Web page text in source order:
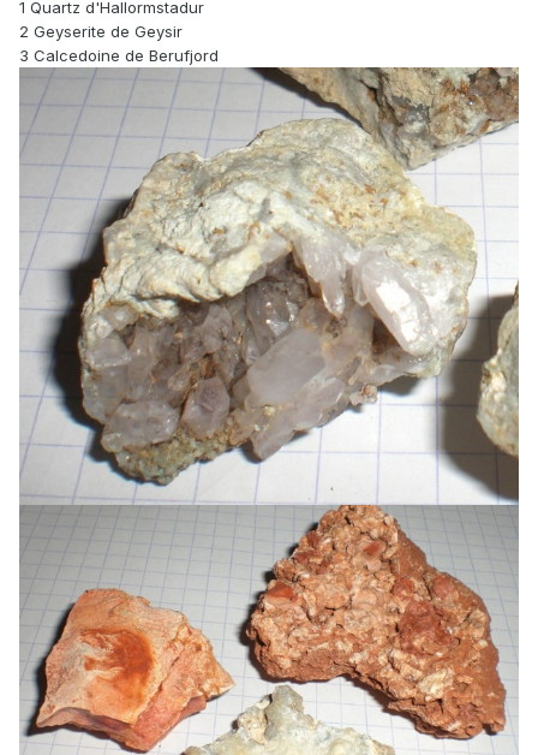
1 Quartz d'Hallormstadur
2 Geyserite de Geysir
3 Calcedoine de Berufjord